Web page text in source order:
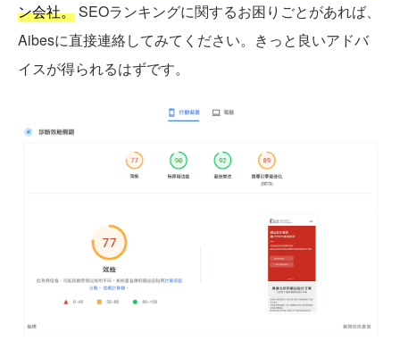
ン会社。SEOランキングに関するお困りごとがあれば、
Aibesに直接連絡してみてください。きっと良いアドバ
イスが得られるはずです。